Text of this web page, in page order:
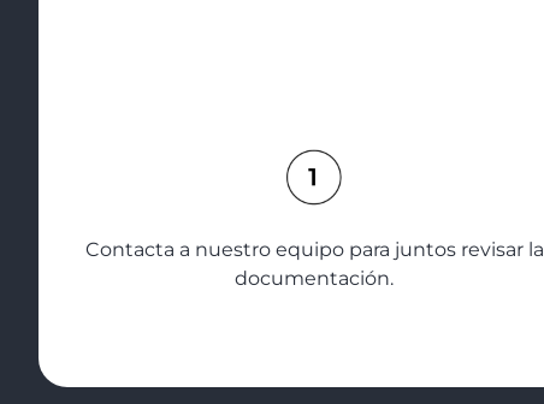
Contacta a nuestro equipo para juntos revisar la
documentación.